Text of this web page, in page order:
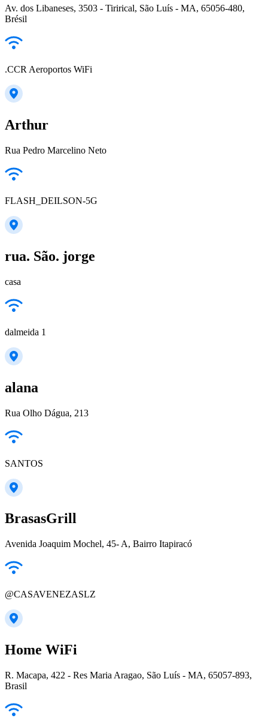
Av. dos Libaneses, 3503 - Tirirical, São Luís - MA, 65056-480,
Brésil
.CCR Aeroportos WiFi
Arthur
Rua Pedro Marcelino Neto
FLASH_DEILSON-5G
rua. São. jorge
casa
dalmeida 1
alana
Rua Olho Dágua, 213
SANTOS
BrasasGrill
Avenida Joaquim Mochel, 45- A, Bairro Itapiracó
@CASAVENEZASLZ
Home WiFi
R. Macapa, 422 - Res Maria Aragao, São Luís - MA, 65057-893,
Brasil